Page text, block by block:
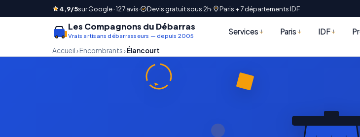
4,9/5sur Google · 127 avis· Devis gratuit sous 2h· Paris + 7 départements IDF
Les Compagnons du Débarras
Vrais artisans débarrasseurs — depuis 2005 Services Paris IDF
Accueil›Encombrants›Élancourt